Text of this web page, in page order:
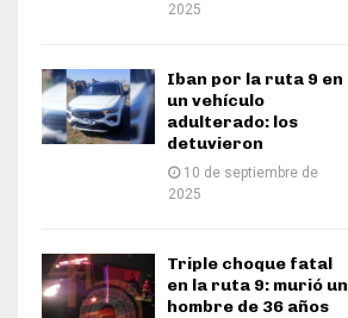
2025
Iban por la ruta 9 en
un vehículo
adulterado: los
detuvieron
10 de septiembre de
2025
Triple choque fatal
en la ruta 9: murió un
hombre de 36 años